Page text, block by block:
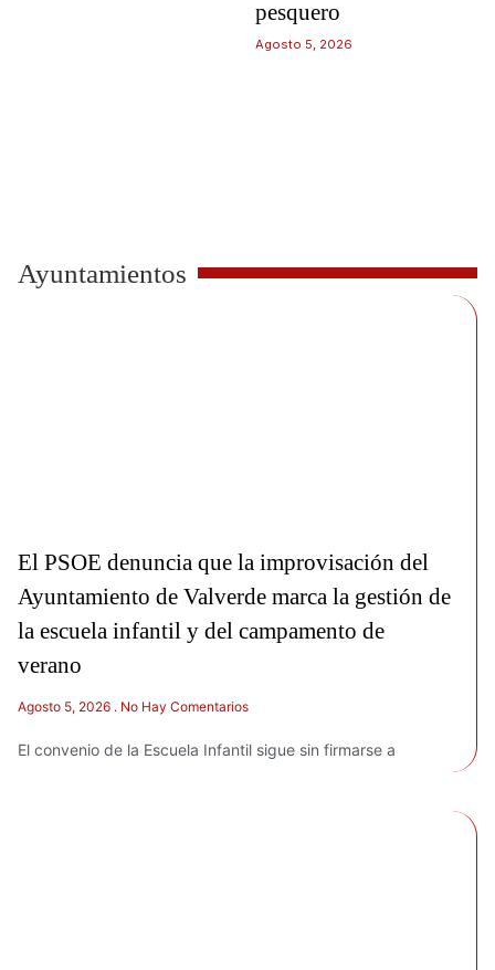
pesquero
Agosto 5, 2026
Ayuntamientos
El PSOE denuncia que la improvisación del
Ayuntamiento de Valverde marca la gestión de
la escuela infantil y del campamento de
verano
Agosto 5, 2026 No Hay Comentarios
El convenio de la Escuela Infantil sigue sin firmarse a